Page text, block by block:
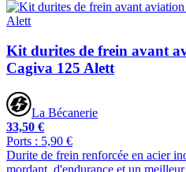
Kit durites de frein avant
Cagiva 125 Alett
La Bécanerie
33,50 €
Ports : 5,90 €
Durite de frein renforcée en acier
mordant, d'endurance et un